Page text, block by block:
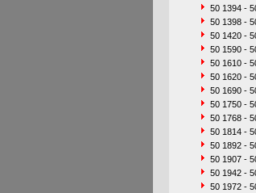
50 1394 -
50 1398 -
50 1420 -
50 1590 -
50 1610 -
50 1620 -
50 1690 -
50 1750 -
50 1768 -
50 1814 -
50 1892 -
50 1907 -
50 1942 -
50 1972 -